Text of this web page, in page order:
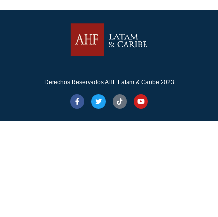
Derechos Reservados AHF Latam & Caribe 2023